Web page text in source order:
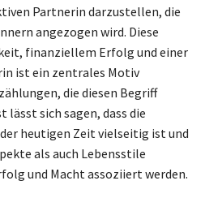
Partnerin darzustellen, die
angezogen wird. Diese
finanziellem Erfolg und einer
ist ein zentrales Motiv
die diesen Begriff
lässt sich sagen, dass die
der heutigen Zeit vielseitig ist und
als auch Lebensstile
und Macht assoziiert werden.